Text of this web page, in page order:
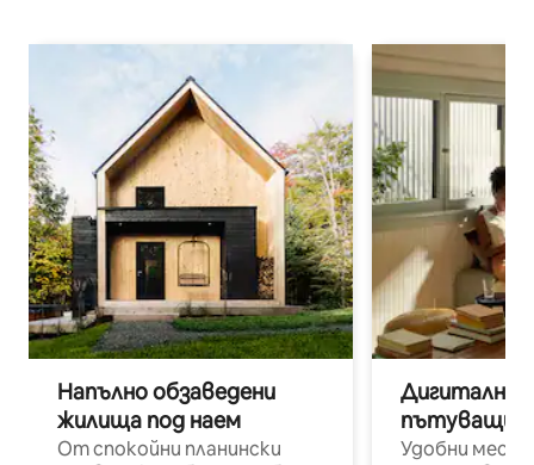
Напълно обзаведени
жилища под наем
От спокойни планински
Дигитални
пътуващи
Удобни